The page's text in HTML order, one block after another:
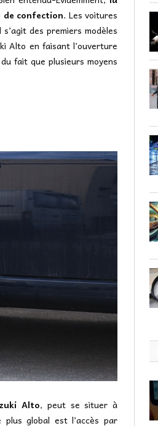
de confection. Les voitures
des premiers modèles
Alto en faisant l’ouverture
fait que plusieurs moyens
Alto, peut se situer à
global est l’accès par